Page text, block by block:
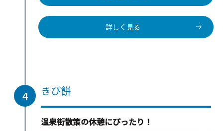
詳しく見る
4 きび餅
温泉街散策の休憩にぴったり！